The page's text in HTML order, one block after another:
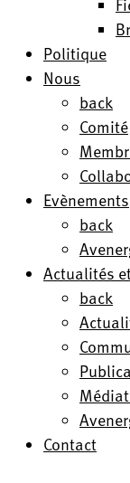
Politique
Nous
back
Comité
Evènements
back
Actualités
back
Contact